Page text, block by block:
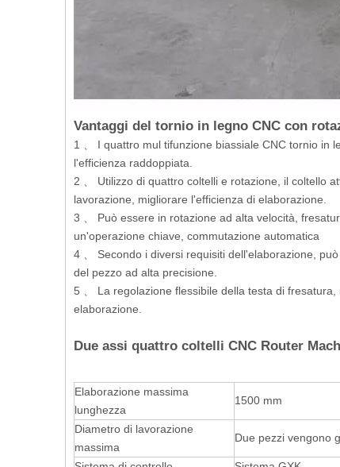
Vantaggi del tornio in legno CNC con
1 、 I quattro mul tifunzione biassiale CNC tornio in
l'efficienza raddoppiata.
2 、 Utilizzo di quattro coltelli e rotazione, il coltello
lavorazione, migliorare l'efficienza di elaborazione.
3 、 Può essere in rotazione ad alta velocità,
un'operazione chiave, commutazione automatica
4 、 Secondo i diversi requisiti dell'elaborazione,
del pezzo ad alta precisione.
5 、 La regolazione flessibile della testa di
elaborazione.
Due assi quattro coltelli CNC Router
Elaborazione massima
lunghezza
1500 mm
Diametro di lavorazione
massima
Due pezzi vengono